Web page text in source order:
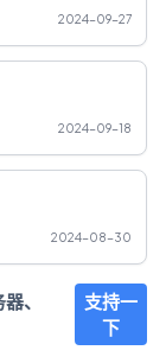
2024-09-27
2024-09-18
2024-08-30
、
支持一
下